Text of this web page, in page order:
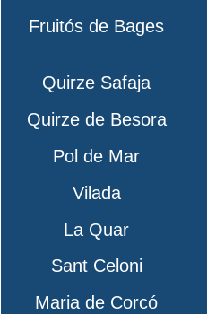
Fruitós de Bages
Quirze Safaja
Quirze de Besora
Pol de Mar
Vilada
La Quar
Sant Celoni
Maria de Corcó